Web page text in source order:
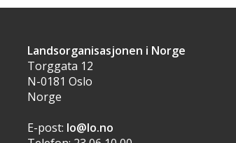
Landsorganisasjonen i Norge
Torggata 12
N-0181 Oslo
Norge
E-post: lo@lo.no